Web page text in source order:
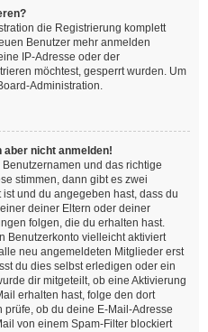
die Registrierung komplett
Benutzer mehr anmelden
IP-Adresse oder der
möchtest, gesperrt wurden. Um
Administration.
aber nicht anmelden!
und das richtige
stimmen, dann gibt es zwei
ist und du angegeben hast, dass du
deiner Eltern oder deiner
folgen, die du erhalten hast.
Benutzerkonto vielleicht aktiviert
neu angemeldeten Mitglieder erst
du dies selbst erledigen oder ein
dir mitgeteilt, ob eine Aktivierung
erhalten hast, folge den dort
ob du deine E-Mail-Adresse
von einem Spam-Filter blockiert